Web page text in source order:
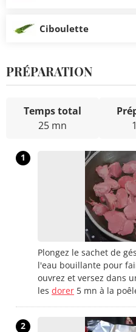
Ciboulette
PRÉPARATION
Temps total
25 mn
1
Plongez le sachet de
l'eau bouillante pour
ouvrez et versez dans
les dorer 5 mn à la
2